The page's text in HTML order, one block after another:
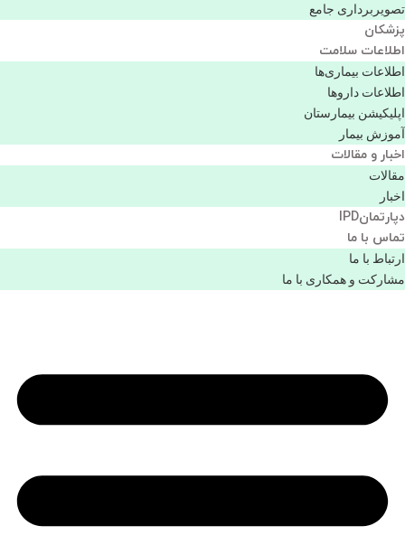
تصویربرداری جامع
پزشكان
اطلاعات سلامت
اطلاعات بیماری‌ها
اطلاعات دارو‌ها
اپليكيشن بيمارستان
آموزش بیمار
اخبار و مقالات
مقالات
اخبار
دپارتمانIPD
تماس با ما
ارتباط با ما
مشاركت و همكاری با ما